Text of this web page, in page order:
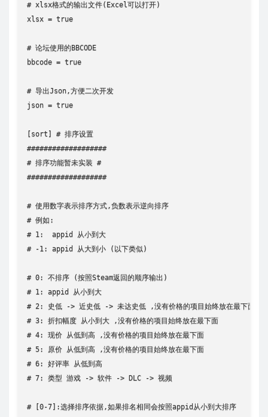
# xlsx格式的输出文件(Excel可以打开)
xlsx = true
# 论坛使用的BBCODE
bbcode = true
# 导出Json,方便二次开发
json = true
[sort] # 排序设置
###################
# 排序功能暂未实装 #
###################
# 使用数字表示排序方式,负数表示逆向排序
# 例如:
# 1:  appid 从小到大
# -1: appid 从大到小 (以下类似)
# 0: 不排序 (按照Steam返回的顺序输出)
# 1: appid 从小到大
# 2: 史低 -> 近史低 -> 未达史低 ,没有价格的项目始终放在最下面
# 3: 折扣幅度 从小到大 ,没有价格的项目始终放在最下面
# 4: 现价 从低到高 ,没有价格的项目始终放在最下面
# 5: 原价 从低到高 ,没有价格的项目始终放在最下面
# 6: 好评率 从低到高
# 7: 类型 游戏 -> 软件 -> DLC -> 视频
# [0-7]:选择排序依据,如果排名相同会按照appid从小到大排序